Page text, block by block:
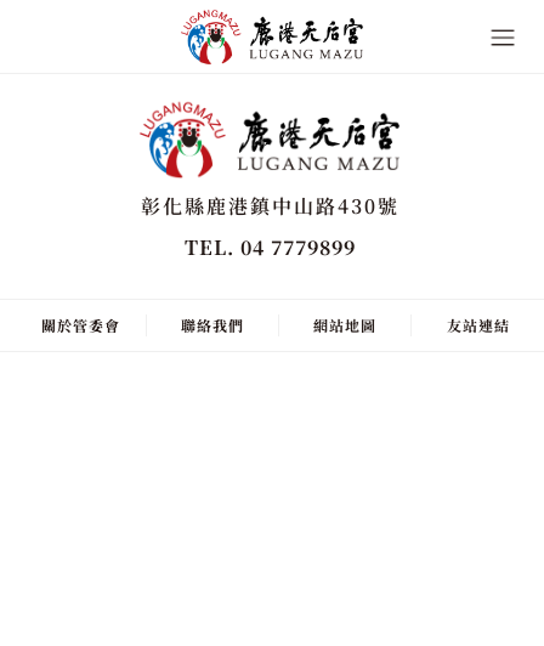
彰化縣鹿港鎮中山路430號
TEL. 04 7779899
關於管委會 聯絡我們 網站地圖 友站連結